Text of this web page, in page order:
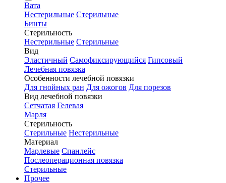
Вата
Нестерильные Стерильные
Бинты
Стерильность
Нестерильные Стерильные
Вид
Эластичный Самофиксирующийся Гипсовый
Лечебная повязка
Особенности лечебной повязки
Для гнойных ран Для ожогов Для порезов
Вид лечебной повязки
Сетчатая Гелевая
Марля
Стерильность
Стерильные Нестерильные
Материал
Марлевые Спанлейс
Послеоперационная повязка
Стерильные
Прочее